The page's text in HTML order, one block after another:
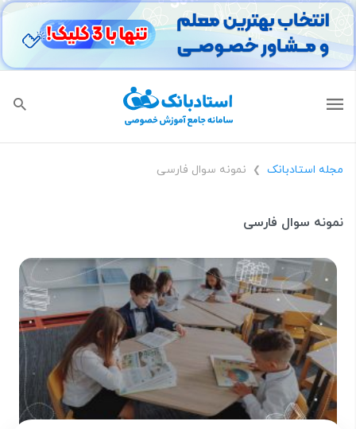
مجله استادبانک ❯ نمونه سوال فارسی
نمونه سوال فارسی